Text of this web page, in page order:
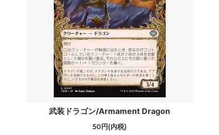
武装ドラゴン/Armament Dragon
50円(内税)